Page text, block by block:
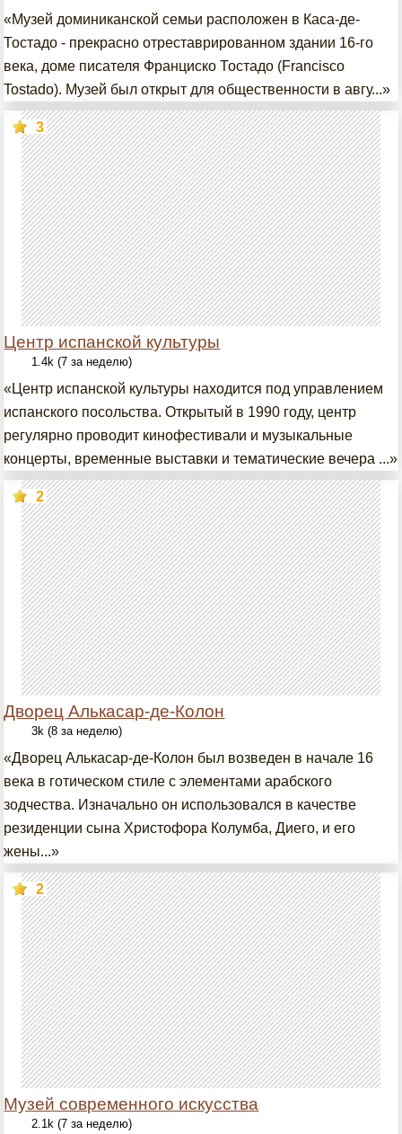
«Музей доминиканской семьи расположен в Каса-де-
Тостадо - прекрасно отреставрированном здании 16-го
века, доме писателя Франциско Тостадо (Francisco
Tostado). Музей был открыт для общественности в авгу...»
Центр испанской культуры
3
1.4k (7 за неделю)
«Центр испанской культуры находится под управлением
испанского посольства. Открытый в 1990 году, центр
регулярно проводит кинофестивали и музыкальные
концерты, временные выставки и тематические вечера ...»
Дворец Алькасар-де-Колон
2
3k (8 за неделю)
«Дворец Алькасар-де-Колон был возведен в начале 16
века в готическом стиле с элементами арабского
зодчества. Изначально он использовался в качестве
резиденции сына Христофора Колумба, Диего, и его
жены...»
Музей современного искусства
2
2.1k (7 за неделю)